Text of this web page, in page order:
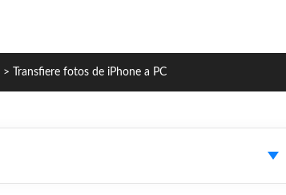
> Transfiere fotos de iPhone a PC